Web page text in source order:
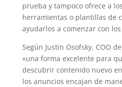
prueba y tampoco ofrece a
herramientas o plantillas de
ayudarlos a comenzar con
Según Justin Osofsky, COO
«una forma excelente para
descubrir contenido nuevo
los anuncios encajan de